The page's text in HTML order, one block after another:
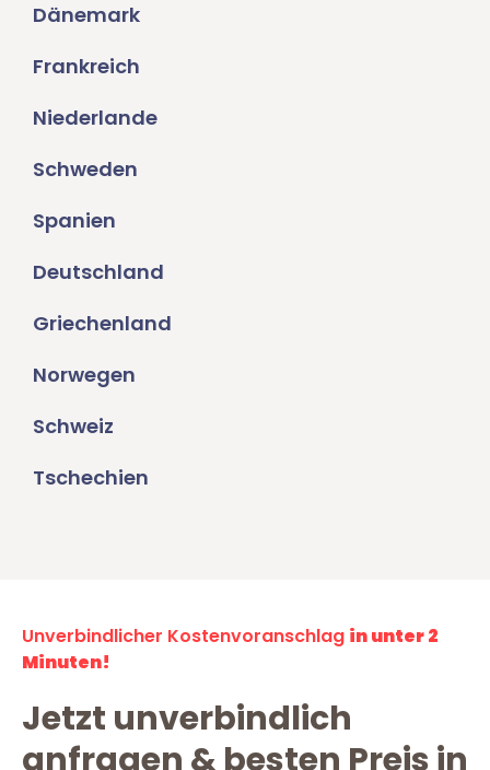
Dänemark
Frankreich
Niederlande
Schweden
Spanien
Deutschland
Griechenland
Norwegen
Schweiz
Tschechien
Unverbindlicher Kostenvoranschlag in unter 2
Minuten!
Jetzt unverbindlich
anfragen & besten Preis in